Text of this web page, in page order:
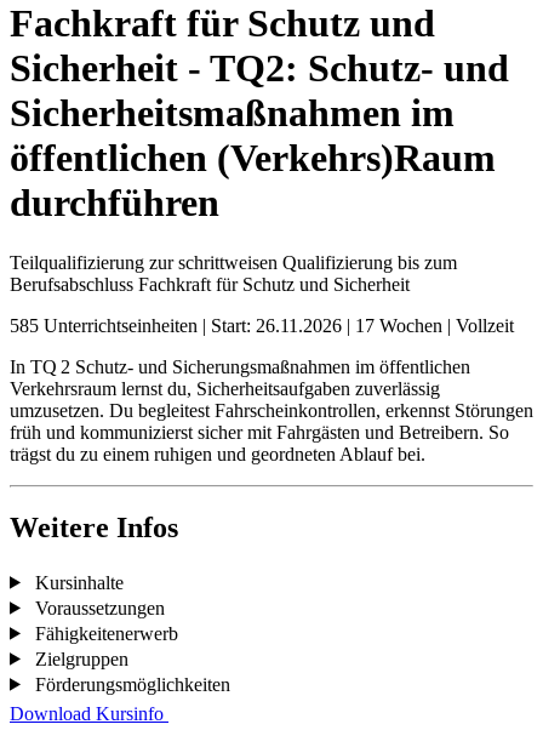
Fachkraft für Schutz und
Sicherheit - TQ2: Schutz- und
Sicherheitsmaßnahmen im
öffentlichen (Verkehrs)Raum
durchführen
Teilqualifizierung zur schrittweisen Qualifizierung bis zum
Berufsabschluss Fachkraft für Schutz und Sicherheit
585 Unterrichtseinheiten | Start: 26.11.2026 | 17 Wochen | Vollzeit
In TQ 2 Schutz- und Sicherungsmaßnahmen im öffentlichen
Verkehrsraum lernst du, Sicherheitsaufgaben zuverlässig
umzusetzen. Du begleitest Fahrscheinkontrollen, erkennst Störungen
früh und kommunizierst sicher mit Fahrgästen und Betreibern. So
trägst du zu einem ruhigen und geordneten Ablauf bei.
Weitere Infos
Kursinhalte
Voraussetzungen
Fähigkeitenerwerb
Zielgruppen
Förderungsmöglichkeiten
Download Kursinfo